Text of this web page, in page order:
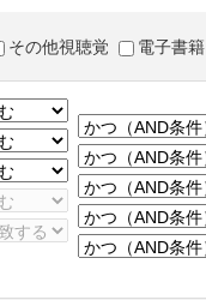
その他視聴覚 電子書籍